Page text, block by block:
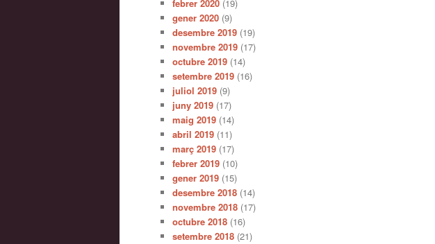
febrer 2020 (19)
gener 2020 (9)
desembre 2019 (19)
novembre 2019 (17)
octubre 2019 (14)
setembre 2019 (16)
juliol 2019 (9)
juny 2019 (17)
maig 2019 (14)
abril 2019 (11)
març 2019 (17)
febrer 2019 (10)
gener 2019 (15)
desembre 2018 (14)
novembre 2018 (17)
octubre 2018 (16)
setembre 2018 (21)